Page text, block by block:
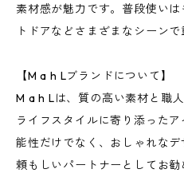
素材感が魅力です。普段使い
トドアなどさまざまなシーンで
【M a h Lブランドについて】
M a h Lは、質の高い素材と職
ライフスタイルに寄り添った
能性だけでなく、おしゃれな
頼もしいパートナーとしてお勧